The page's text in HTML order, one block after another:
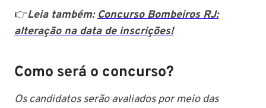
👉Leia também:Concurso Bombeiros RJ:
alteração na data de inscrições!
Como será o concurso?
Os candidatos serão avaliados por meio das